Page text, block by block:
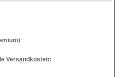
Versandkosten: